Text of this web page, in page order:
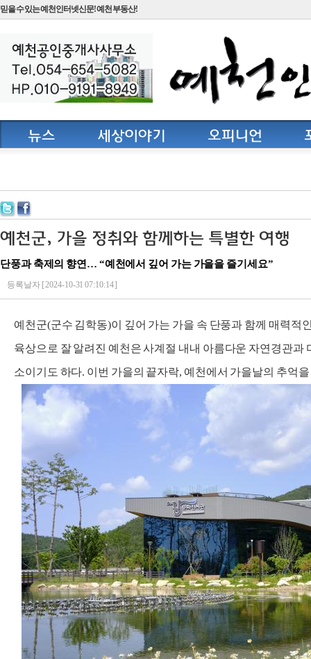
믿을 수 있는 예천인터넷신문! 예천 부동산!
단풍과 축제의 향연… “예천에서 깊어 가는 가을을 즐기세요”
등록날자 [ 2024-10-31 07:10:14 ]
예천군(군수 김학동)이 깊어 가는 가을 속 단풍과 함께 매력적
육상으로 잘 알려진 예천은 사계절 내내 아름다운 자연경관과
소이기도 하다. 이번 가을의 끝자락, 예천에서 가을날의 추억